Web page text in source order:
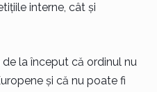
interne, cât și
la început că ordinul nu
și că nu poate fi